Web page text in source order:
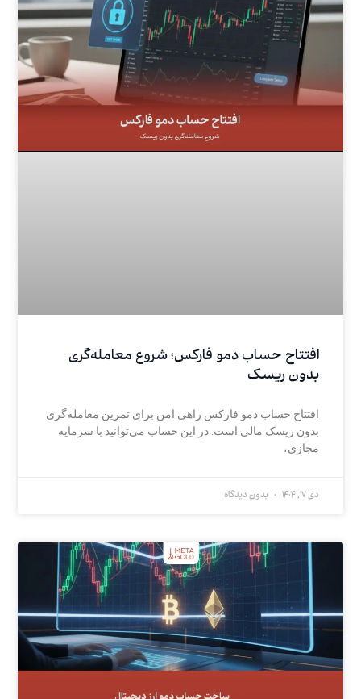
افتتاح حساب دمو فارکس؛ شروع معامله‌گری
بدون ریسک
افتتاح حساب دمو فارکس راهی امن برای تمرین معامله‌گری
بدون ریسک مالی است. در این حساب می‌توانید با سرمایه
مجازی،
دی 17, 1404 بدون دیدگاه